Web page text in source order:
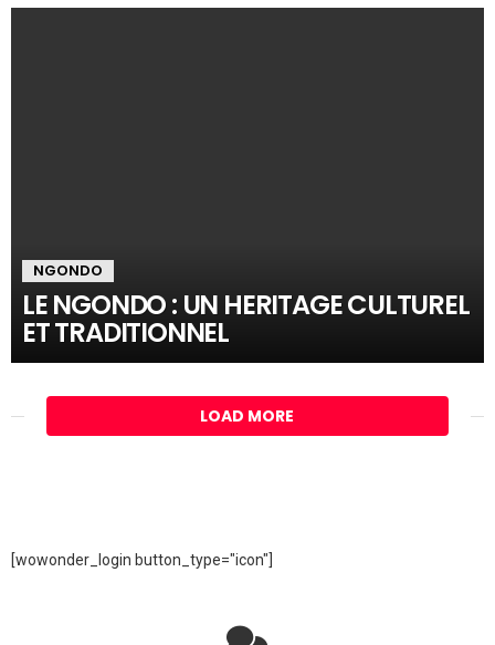
NGONDO
LE NGONDO : UN HERITAGE CULTUREL
ET TRADITIONNEL
LOAD MORE
[wowonder_login button_type="icon"]